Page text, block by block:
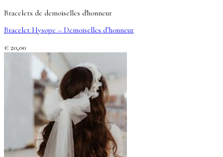
Bracelets de demoiselles d'honneur
Bracelet Hysope – Demoiselles d’honneur
€ 20,00